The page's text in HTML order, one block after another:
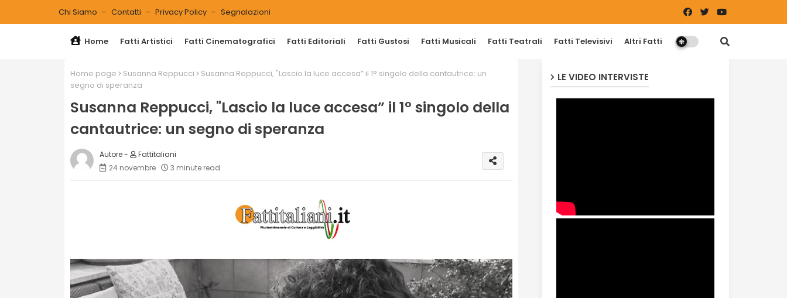
Chi Siamo Contatti Privacy Policy Segnalazioni
Home Fatti Artistici Fatti Cinematografici Fatti Editoriali Fatti Gustosi Fatti Musicali Fatti Teatrali Fatti Televisivi Altri Fatti
Home page Susanna Reppucci
Susanna Reppucci, "Lascio la luce accesa” il 1° singolo della cantautrice: un
segno di speranza
Susanna Reppucci, "Lascio la luce accesa” il 1° singolo della
cantautrice: un segno di speranza
Fattitaliani
24 novembre
3 minute read
LE VIDEO INTERVISTE